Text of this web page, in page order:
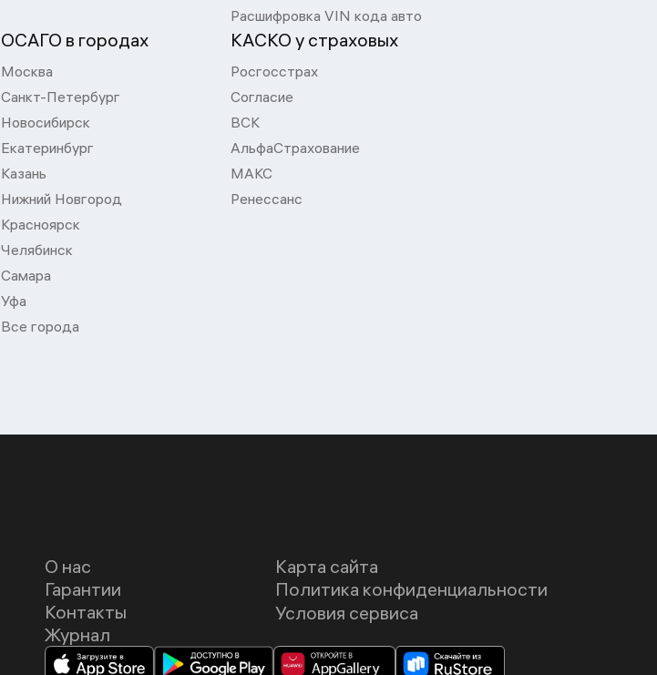
Расшифровка VIN кода авто
ОСАГО в городах
Москва
Санкт-Петербург
Новосибирск
Екатеринбург
Казань
Нижний Новгород
Красноярск
Челябинск
Самара
Уфа
Все города
КАСКО у страховых
Росгосстрах
Согласие
ВСК
АльфаСтрахование
МАКС
Ренессанс
О нас
Гарантии
Контакты
Журнал
Карта сайта
Политика конфиденциальности
Условия сервиса